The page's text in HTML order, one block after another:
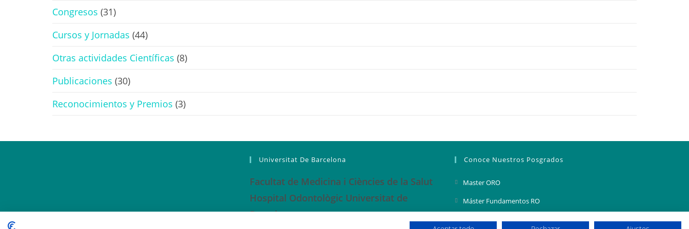
Congresos (31)
Cursos y Jornadas (44)
Otras actividades Científicas (8)
Publicaciones (30)
Reconocimientos y Premios (3)
Universitat De Barcelona
Facultat de Medicina i Ciències de la Salut
Hospital Odontològic Universitat de
Barcelona
Conoce Nuestros Posgrados
Master ORO
Máster Fundamentos RO